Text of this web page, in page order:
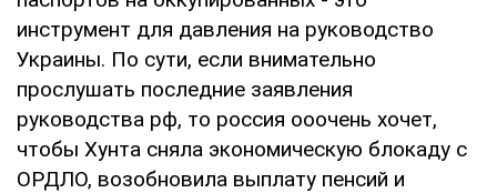
инструмент для давления на руководство
Украины. По сути, если внимательно
прослушать последние заявления
руководства рф, то россия ооочень хочет,
чтобы Хунта сняла экономическую блокаду с
ОРДЛО, возобновила выплату пенсий и